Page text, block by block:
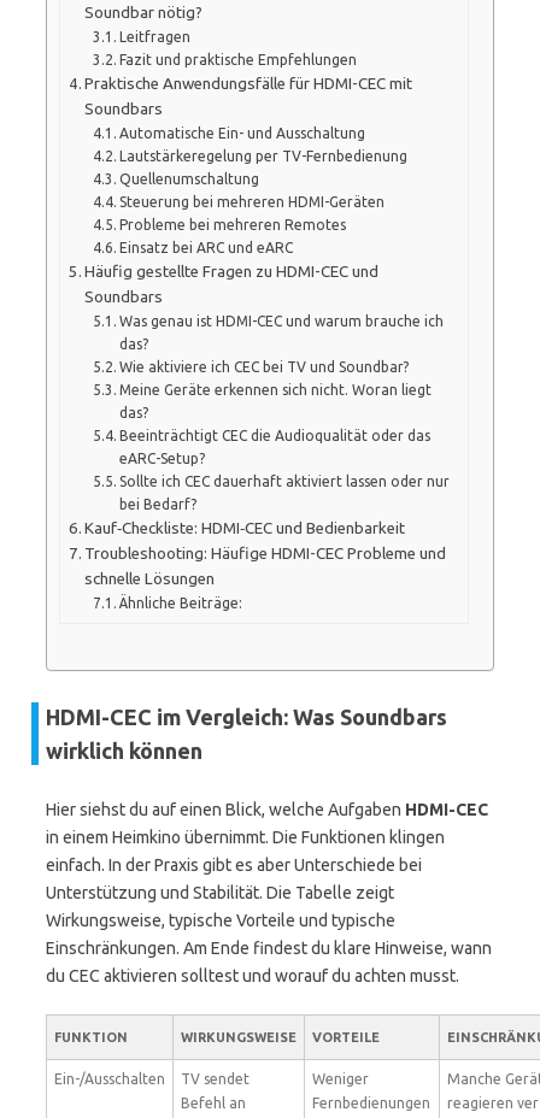
Soundbar nötig?
Leitfragen
Fazit und praktische Empfehlungen
Praktische Anwendungsfälle für HDMI-CEC mit
Soundbars
Automatische Ein- und Ausschaltung
Lautstärkeregelung per TV-Fernbedienung
Quellenumschaltung
Steuerung bei mehreren HDMI-Geräten
Probleme bei mehreren Remotes
Einsatz bei ARC und eARC
Häufig gestellte Fragen zu HDMI-CEC und
Soundbars
Was genau ist HDMI-CEC und warum brauche ich
das?
Wie aktiviere ich CEC bei TV und Soundbar?
Meine Geräte erkennen sich nicht. Woran liegt
das?
Beeinträchtigt CEC die Audioqualität oder das
eARC-Setup?
Sollte ich CEC dauerhaft aktiviert lassen oder nur
bei Bedarf?
Kauf‑Checkliste: HDMI‑CEC und Bedienbarkeit
Troubleshooting: Häufige HDMI-CEC Probleme und
schnelle Lösungen
Ähnliche Beiträge:
HDMI-CEC im Vergleich: Was Soundbars
wirklich können
Hier siehst du auf einen Blick, welche Aufgaben HDMI-CEC
in einem Heimkino übernimmt. Die Funktionen klingen
einfach. In der Praxis gibt es aber Unterschiede bei
Unterstützung und Stabilität. Die Tabelle zeigt
Wirkungsweise, typische Vorteile und typische
Einschränkungen. Am Ende findest du klare Hinweise, wann
du CEC aktivieren solltest und worauf du achten musst.
FUNKTION WIRKUNGSWEISE VORTEILE
Ein-/Ausschalten
TV sendet
Befehl an
Weniger
Fernbedienungen
Manche
reagieren